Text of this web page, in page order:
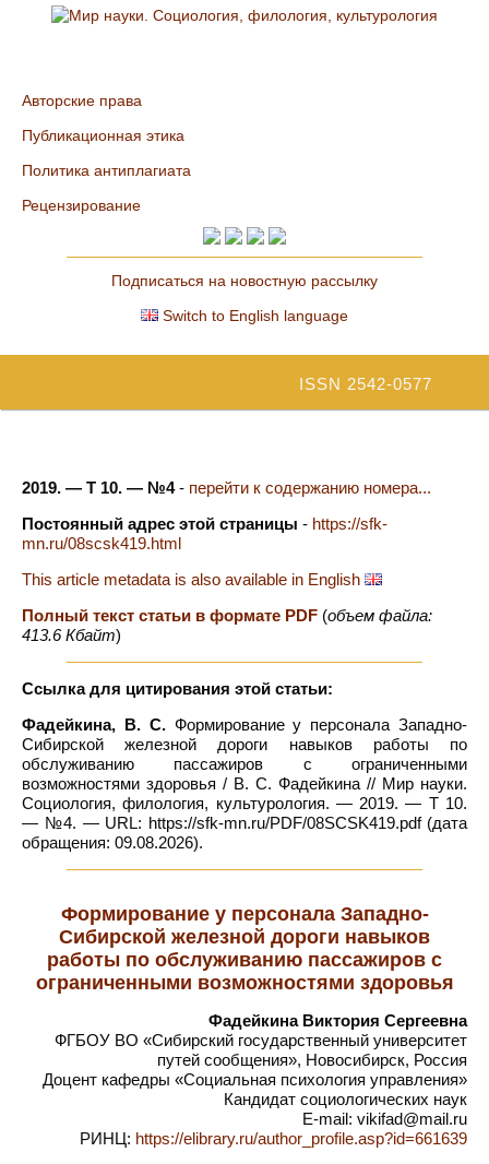
Авторские права
Публикационная этика
Политика антиплагиата
Рецензирование
Подписаться на новостную рассылку
Switch to English language
ISSN 2542-0577
2019. — Т 10. — №4- перейти к содержанию номера...
Постоянный адрес этой страницы - https://sfk-
mn.ru/08scsk419.html
This article metadata is also available in English
Полный текст статьи в формате PDF (объем файла:
413.6 Кбайт)
Ссылка для цитирования этой статьи:
Фадейкина, В. С.Формирование у персонала Западно-
Сибирской железной дороги навыков работы по
обслуживанию пассажиров с ограниченными
возможностями здоровья / В. С. Фадейкина // Мир науки.
Социология, филология, культурология. — 2019. — Т 10.
— №4. — URL: https://sfk-mn.ru/PDF/08SCSK419.pdf (дата
обращения: 09.08.2026).
Формирование у персонала Западно-
Сибирской железной дороги навыков
работы по обслуживанию пассажиров с
ограниченными возможностями здоровья
Фадейкина Виктория Сергеевна
ФГБОУ ВО «Сибирский государственный университет
путей сообщения», Новосибирск, Россия
Доцент кафедры «Социальная психология управления»
Кандидат социологических наук
E-mail: vikifad@mail.ru
РИНЦ: https://elibrary.ru/author_profile.asp?id=661639